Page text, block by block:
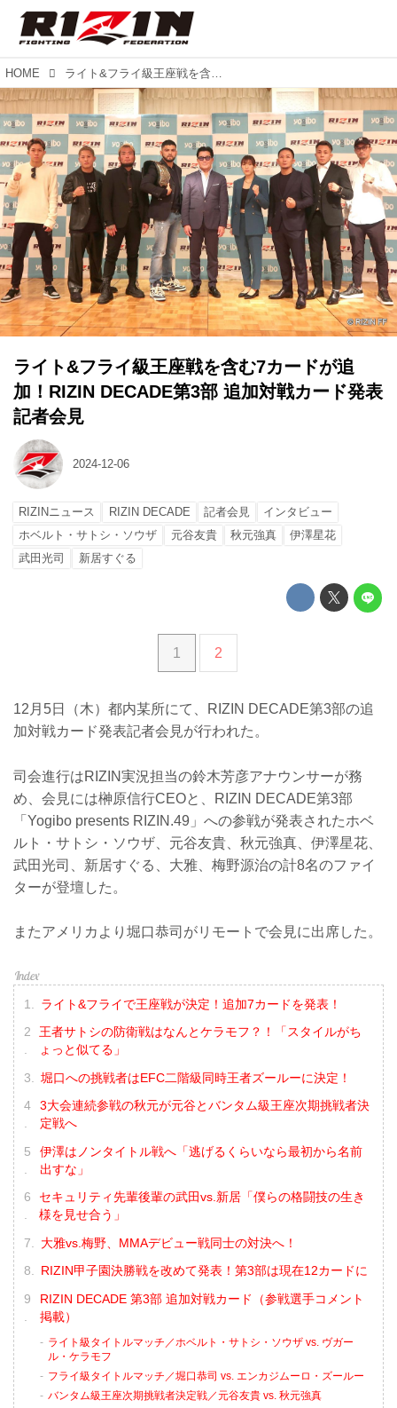
HOME ライト&フライ級王座戦を含む7カードが追加！RIZIN DECADE第3部 追加対戦カード発表記者会見
ライト&フライ級王座戦を含む7カードが追
加！RIZIN DECADE第3部 追加対戦カード発表
記者会見
2024-12-06
RIZINニュース RIZIN DECADE 記者会見
インタビュー
ホベルト・サトシ・ソウザ
元谷友貴 秋元強真
伊澤星花
武田光司
新居すぐる
1 2
12月5日（木）都内某所にて、RIZIN DECADE第3部の追
加対戦カード発表記者会見が行われた。
司会進行はRIZIN実況担当の鈴木芳彦アナウンサーが務
め、会見には榊原信行CEOと、RIZIN DECADE第3部
「Yogibo presents RIZIN.49」への参戦が発表されたホベ
ルト・サトシ・ソウザ、元谷友貴、秋元強真、伊澤星花、
武田光司、新居すぐる、大雅、梅野源治の計8名のファイ
ターが登壇した。
またアメリカより堀口恭司がリモートで会見に出席した。
ライト&フライで王座戦が決定！追加7カードを発表！
王者サトシの防衛戦はなんとケラモフ？！「スタイルがち
ょっと似てる」
堀口への挑戦者はEFC二階級同時王者ズールーに決定！
3大会連続参戦の秋元が元谷とバンタム級王座次期挑戦者決
定戦へ
伊澤はノンタイトル戦へ「逃げるくらいなら最初から名前
出すな」
セキュリティ先輩後輩の武田vs.新居「僕らの格闘技の生き
様を見せ合う」
大雅vs.梅野、MMAデビュー戦同士の対決へ！
RIZIN甲子園決勝戦を改めて発表！第3部は現在12カードに
RIZIN DECADE 第3部 追加対戦カード（参戦選手コメント
掲載）
ライト級タイトルマッチ／ホベルト・サトシ・ソウザ vs. ヴガー
ル・ケラモフ
フライ級タイトルマッチ／堀口恭司 vs. エンカジムーロ・ズールー
バンタム級王座次期挑戦者決定戦／元谷友貴 vs. 秋元強真